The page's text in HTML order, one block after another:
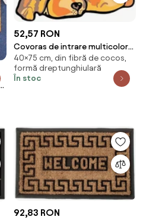
52,57 RON
Covoras de intrare multicolor
din fibre de Cocos, 75x40 cm,
MyDog Bizzotto
40×75 cm, din fibră de cocos,
formă dreptunghiulară
În stoc
92,83 RON